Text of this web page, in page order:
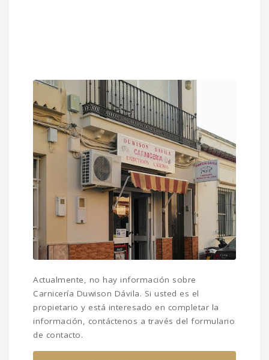
Actualmente, no hay información sobre
Carnicería Duwison Dávila. Si usted es el
propietario y está interesado en completar la
información, contáctenos a través del formulario
de contacto.